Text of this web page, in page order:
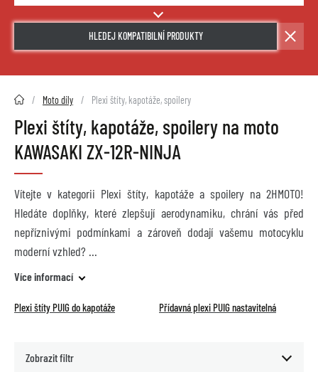
HLEDEJ KOMPATIBILNÍ PRODUKTY
2HMOTO.cz Moto díly Plexi štíty, kapotáže, spoilery
Plexi štíty, kapotáže, spoilery na moto
KAWASAKI ZX-12R-NINJA
Vítejte v kategorii Plexi štíty, kapotáže a spoilery na 2HMOTO!
Hledáte doplňky, které zlepšují aerodynamiku, chrání vás před
nepříznivými podmínkami a zároveň dodají vašemu motocyklu
moderní vzhled?
Více informací
Plexi štíty PUIG do kapotáže Přídavná plexi PUIG nastavitelná
Zobrazit filtr